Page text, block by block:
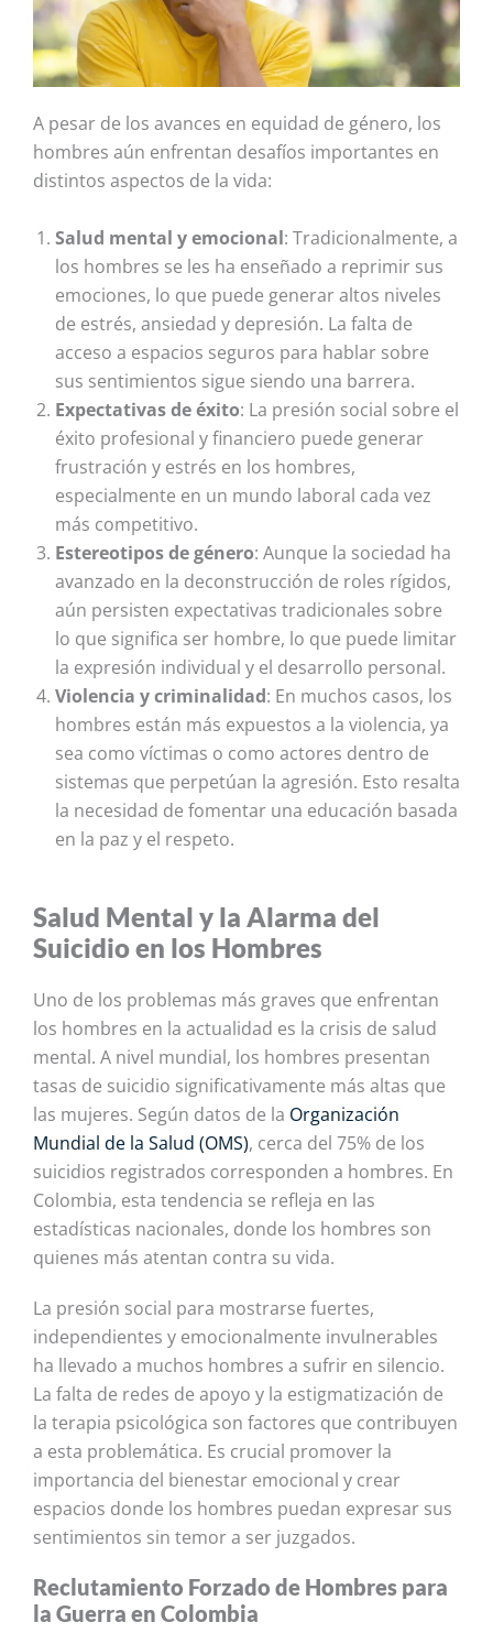
A pesar de los avances en equidad de género, los
hombres aún enfrentan desafíos importantes en
distintos aspectos de la vida:
Salud mental y emocional: Tradicionalmente, a
los hombres se les ha enseñado a reprimir sus
emociones, lo que puede generar altos niveles
de estrés, ansiedad y depresión. La falta de
acceso a espacios seguros para hablar sobre
sus sentimientos sigue siendo una barrera.
Expectativas de éxito: La presión social sobre el
éxito profesional y financiero puede generar
frustración y estrés en los hombres,
especialmente en un mundo laboral cada vez
más competitivo.
Estereotipos de género: Aunque la sociedad ha
avanzado en la deconstrucción de roles rígidos,
aún persisten expectativas tradicionales sobre
lo que significa ser hombre, lo que puede limitar
la expresión individual y el desarrollo personal.
Violencia y criminalidad: En muchos casos, los
hombres están más expuestos a la violencia, ya
sea como víctimas o como actores dentro de
sistemas que perpetúan la agresión. Esto resalta
la necesidad de fomentar una educación basada
en la paz y el respeto.
Salud Mental y la Alarma del
Suicidio en los Hombres
Uno de los problemas más graves que enfrentan
los hombres en la actualidad es la crisis de salud
mental. A nivel mundial, los hombres presentan
tasas de suicidio significativamente más altas que
las mujeres. Según datos de la Organización
Mundial de la Salud (OMS), cerca del 75% de los
suicidios registrados corresponden a hombres. En
Colombia, esta tendencia se refleja en las
estadísticas nacionales, donde los hombres son
quienes más atentan contra su vida.
La presión social para mostrarse fuertes,
independientes y emocionalmente invulnerables
ha llevado a muchos hombres a sufrir en silencio.
La falta de redes de apoyo y la estigmatización de
la terapia psicológica son factores que contribuyen
a esta problemática. Es crucial promover la
importancia del bienestar emocional y crear
espacios donde los hombres puedan expresar sus
sentimientos sin temor a ser juzgados.
Reclutamiento Forzado de Hombres para
la Guerra en Colombia